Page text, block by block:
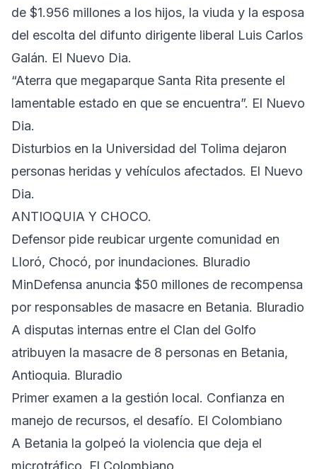
de $1.956 millones a los hijos, la viuda y la esposa
del escolta del difunto dirigente liberal Luis Carlos
Galán. El Nuevo Dia.
“Aterra que megaparque Santa Rita presente el
lamentable estado en que se encuentra”. El Nuevo
Dia.
Disturbios en la Universidad del Tolima dejaron
personas heridas y vehículos afectados. El Nuevo
Dia.
ANTIOQUIA Y CHOCO.
Defensor pide reubicar urgente comunidad en
Lloró, Chocó, por inundaciones. Bluradio
MinDefensa anuncia $50 millones de recompensa
por responsables de masacre en Betania. Bluradio
A disputas internas entre el Clan del Golfo
atribuyen la masacre de 8 personas en Betania,
Antioquia. Bluradio
Primer examen a la gestión local. Confianza en
manejo de recursos, el desafío. El Colombiano
A Betania la golpeó la violencia que deja el
microtráfico. El Colombiano